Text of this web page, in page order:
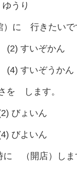
り
に 行きたいで
いぞかん
いぞうかん
を します。
ょいん
よいん
（開店）しま